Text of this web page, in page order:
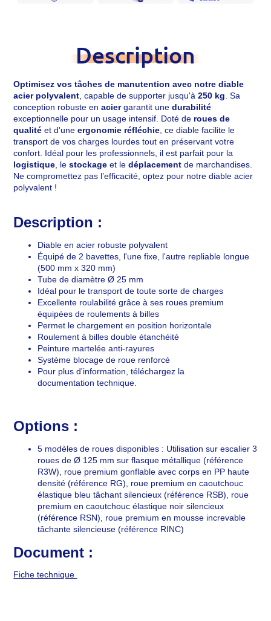
Description
Optimisez vos tâches de manutention avec notre diable
acier polyvalent, capable de supporter jusqu'à250 kg. Sa
conception robuste enaciergarantit unedurabilité
exceptionnelle pour un usage intensif. Doté de roues de
qualité et d'uneergonomie réfléchie, ce diable facilite le
transport de vos charges lourdes tout en préservant votre
confort. Idéal pour les professionnels, il est parfait pour la
logistique, lestockage et ledéplacement de marchandises.
Ne compromettez pas l’efficacité, optez pour notre diable acier
polyvalent !
Description :
Diable en acier robuste polyvalent
Équipé de 2 bavettes, l'une fixe, l'autre repliable longue
(500 mm x 320 mm)
Tube de diamètre Ø 25 mm
Idéal pour le transport de toute sorte de charges
Excellente roulabilité grâce à ses roues premium
équipées de roulements à billes
Permet le chargement en position horizontale
Roulement à billes double étanchéité
Peinture martelée anti-rayures
Système blocage de roue renforcé
Pour plus d'information, téléchargez la
documentation technique.
Options :
5 modèles de roues disponibles : Utilisation sur escalier 3
roues de Ø 125 mm sur flasque métallique (référence
R3W), roue premium gonflable avec corps en PP haute
densité (référence RG), roue premium en caoutchouc
élastique bleu tâchant silencieux (référence RSB), roue
premium en caoutchouc élastique noir silencieux
(référence RSN), roue premium en mousse increvable
tâchante silencieuse (référence RINC)
Document :
Fiche technique